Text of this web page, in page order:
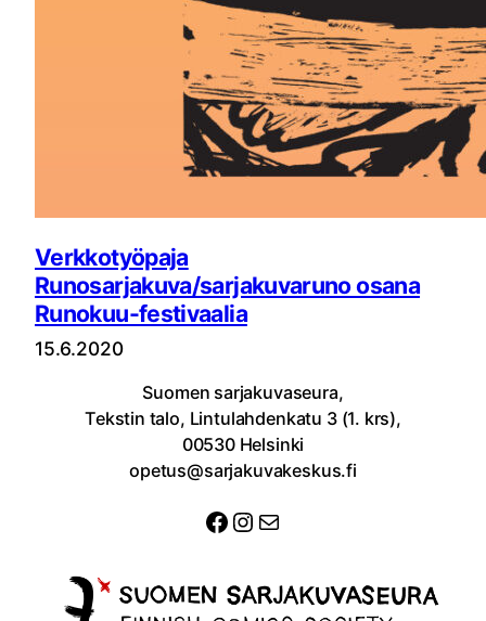
Verkkotyöpaja
Runosarjakuva/sarjakuvaruno osana
Runokuu-festivaalia
15.6.2020
Suomen sarjakuvaseura,
Tekstin talo, Lintulahdenkatu 3 (1. krs),
00530 Helsinki
opetus@sarjakuvakeskus.fi
Facebook
Instagram
Sähköposti